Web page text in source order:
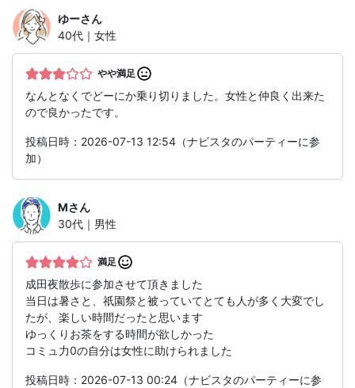
ゆーさん
40代｜女性
やや満足
なんとなくでどーにか乗り切りました。女性と仲良く出来た
ので良かったです。
投稿日時：2026-07-13 12:54（ナビスタのパーティーに参
加）
Mさん
30代｜男性
満足
成田夜散歩に参加させて頂きました
当日は暑さと、祇園祭と被っていてとても人が多く大変でし
たが、楽しい時間だったと思います
ゆっくりお茶をする時間が欲しかった
コミュ力0の自分は女性に助けられました
投稿日時：2026-07-13 00:24（ナビスタのパーティーに参